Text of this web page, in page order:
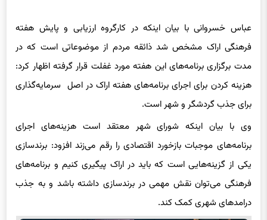
عباس خسروانی با بیان اینکه در کارگروه ارزیابی و پایش هفته
فرهنگی اراک مشخص شد ذائقه مردم از موضوعاتی است که در
مدت برگزاری برنامه‌های این هفته مورد غفلت قرار گرفته اظهار کرد:
هزینه کردن برای اجرای برنامه‌های هفته اراک در اصل سرمایه‌گذاری
برای جذب گردشگر و شهر است.
وی با بیان اینکه شورای شهر معتقد است هزینه‌های اجرای
برنامه‌های موجبات بازخورد اقتصادی را رقم می‌زند افزود: برندسازی
یکی از گزینه‌هایی است که باید در اراک پیگیری کنیم و برنامه‌های
فرهنگی می‌توان نقش مهمی در برندسازی داشته باشد و به جذب
درامدهای شهری کمک کند.